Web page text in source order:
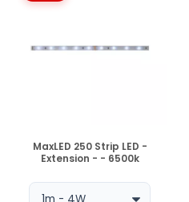
EN STOCK
MaxLED 250 Strip LED -
Extension - - 6500k